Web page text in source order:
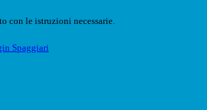
con le istruzioni necessarie.
Spaggiari